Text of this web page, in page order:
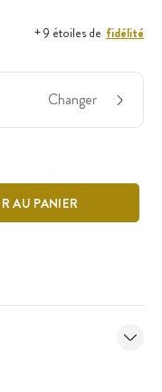
+ 9 étoiles de fidélité
Changer
AU PANIER